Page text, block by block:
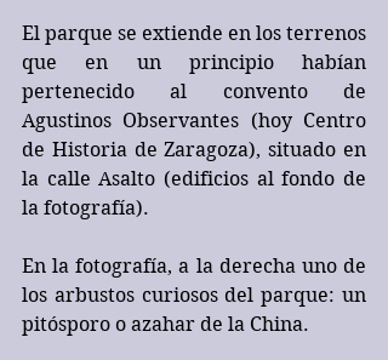
El parque se extiende en los terrenos
que en un principio habían
pertenecido al convento de
Agustinos Observantes (hoy Centro
de Historia de Zaragoza), situado en
la calle Asalto (edificios al fondo de
la fotografía).
En la fotografía, a la derecha uno de
los arbustos curiosos del parque: un
pitósporo o azahar de la China.